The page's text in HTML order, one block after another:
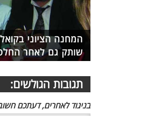
המחנה הציוני
שותק גם לאחר
תגובות הגולשים:
בניגוד לאחרים, דעתכם